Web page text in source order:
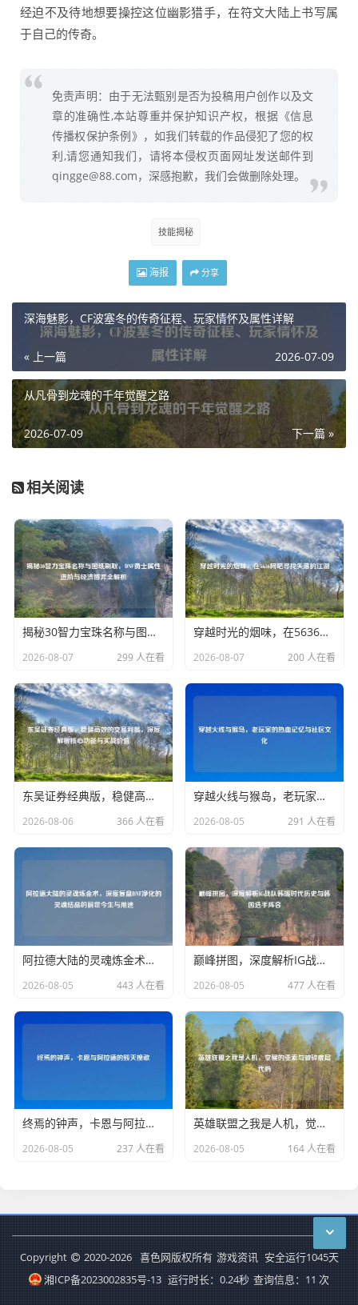
经迫不及待地想要操控这位幽影猎手，在符文大陆上书写属
于自己的传奇。
免责声明：由于无法甄别是否为投稿用户创作以及文
章的准确性,本站尊重并保护知识产权，根据《信息
传播权保护条例》，如我们转载的作品侵犯了您的权
利,请您通知我们，请将本侵权页面网址发送邮件到
qingge@88.com，深感抱歉，我们会做删除处理。
技能揭秘
海报 分享
深海魅影，CF波塞冬的传奇征程、玩家情怀及属性详解
« 上一篇 2026-07-09
从凡骨到龙魂的千年觉醒之路
下一篇 »
2026-07-09
相关阅读
揭秘30智力宝珠名称与图纸刷取，DNF勇士属性进阶与经济博弈全解析
2026-08-07 299 人在看
穿越时光的烟味，在5636网吧寻找失落的江湖
2026-08-07 200 人在看
东吴证券经典版，稳健高效的交易利器，深度解析核心功能与实战价值
2026-08-06 366 人在看
穿越火线与猴岛，老玩家的热血记忆与社区文化
2026-08-05 291 人在看
阿拉德大陆的灵魂炼金术，深度复盘DNF净化的灵魂结晶的前世今生与用途
2026-08-05 443 人在看
巅峰拼图，深度解析IG战队韩援时代历史与韩国选手阵容
2026-08-05 477 人在看
终焉的钟声，卡恩与阿拉德的毁灭挽歌
2026-08-05 237 人在看
英雄联盟之我是人机，觉醒的亚索与破碎底层代码
2026-08-05 164 人在看
Copyright 2020-2026 喜色网版权所有 游戏资讯 安全运行1045天
湘ICP备2023002835号-13 运行时长：0.24秒 查询信息：11 次